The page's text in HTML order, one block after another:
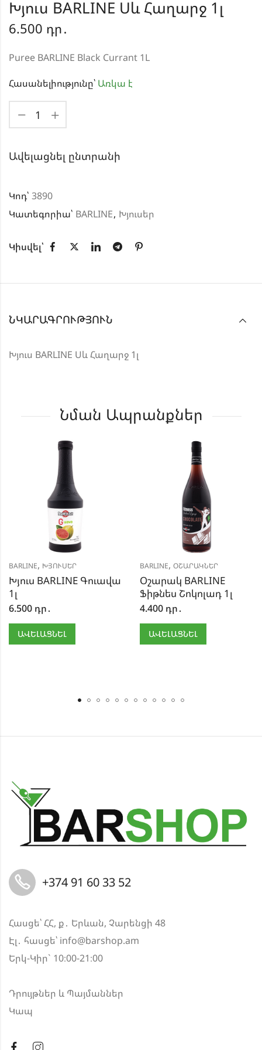
Խյուս BARLINE Սև Հաղարջ 1լ
6.500 դր․
Puree BARLINE Black Currant 1L
Հասանելիությունը՝ Առկա է
Ավելացնել ընտրանի
Կոդ՝ 3890
Կատեգորիա՝ BARLINE, Խյուսեր
Կիսվել՝
ՆԿԱՐԱԳՐՈՒԹՅՈՒՆ
Խյուս BARLINE Սև Հաղարջ 1լ
Նման Ապրանքներ
BARLINE, ԽՅՈՒՍԵՐ
Խյուս BARLINE Գուավա
1լ
6.500 դր․
ԱՎԵԼԱՑՆԵԼ
BARLINE, ՕՇԱՐԱԿՆԵՐ
Օշարակ BARLINE
Ֆիթնես Շոկոլադ 1լ
4.400 դր․
ԱՎԵԼԱՑՆԵԼ
+374 91 60 33 52
Հասցե՝ ՀՀ, ք․ Երևան, Չարենցի 48
Էլ․ հասցե՝ info@barshop.am
Երկ-Կիր` 10։00-21։00
Դրույթներ և Պայմաններ
Կապ